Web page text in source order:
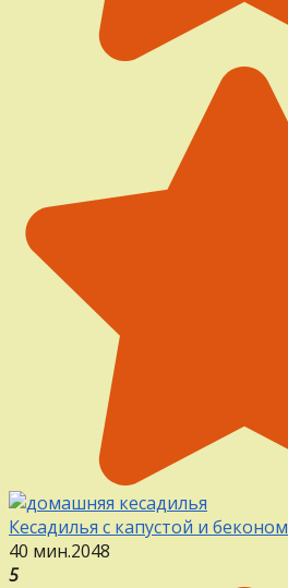
Кесадилья с капустой и беконом
40 мин.2048
5